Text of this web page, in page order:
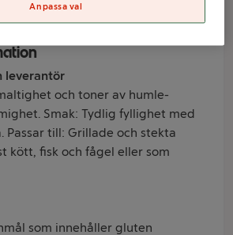
leverantör
och toner av humle-
Smak: Tydlig fyllighet med
Passar till: Grillade och stekta
kött, fisk och fågel eller som
som innehåller gluten
Anpassa val